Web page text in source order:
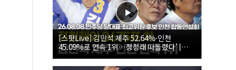
[스팟Live] 김민석 제주 52.64%·인천
45.09%로 연속 1위…정청래 따돌렸다’ |
26.08.08 더불어민주당 당대표·최고위원 후
보 인천 합동연설회